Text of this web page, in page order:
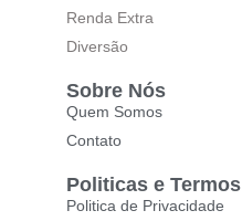
Renda Extra
Diversão
Sobre Nós
Quem Somos
Contato
Politicas e Termos
Politica de Privacidade